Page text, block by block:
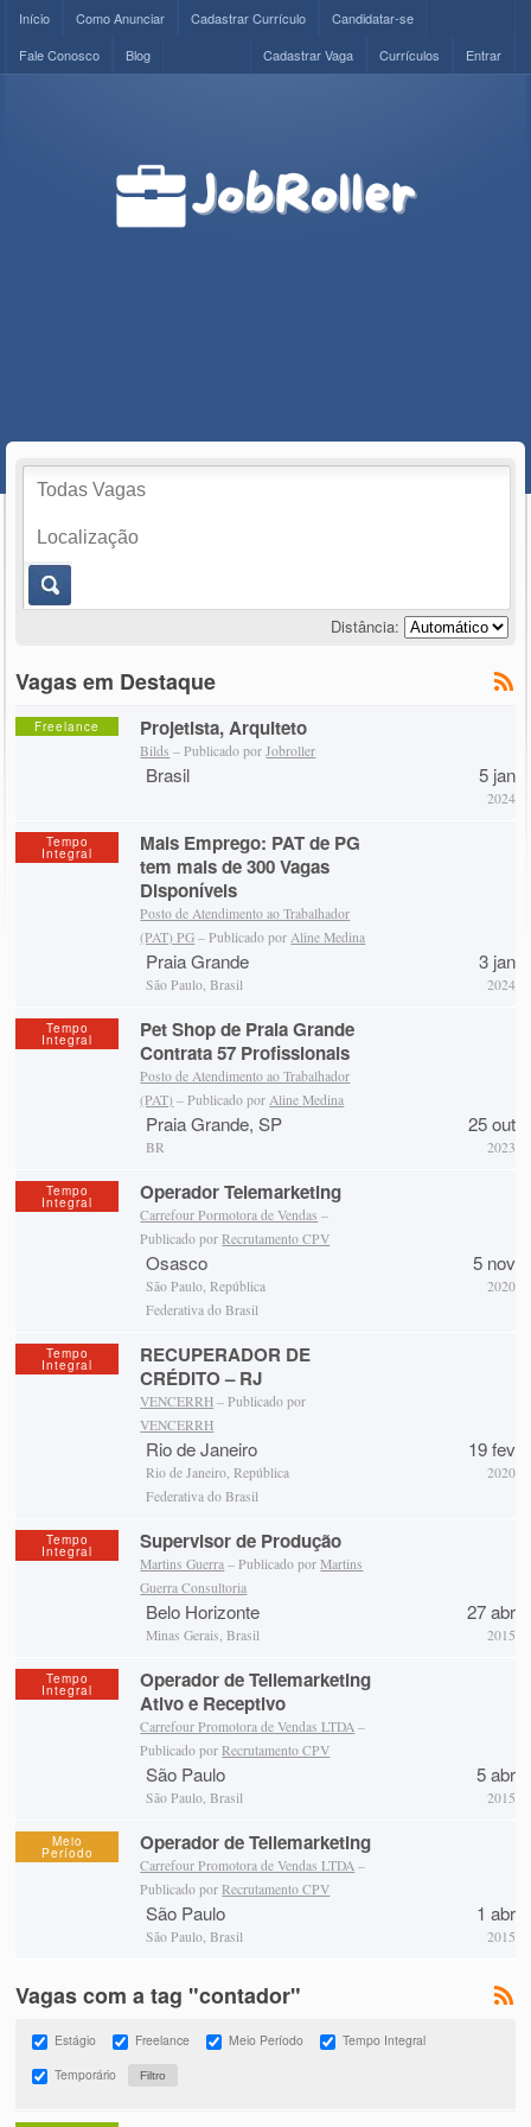
Início Como Anunciar Cadastrar Currículo
Candidatar-se
Fale Conosco
Blog Entrar
Currículos
Cadastrar Vaga
Distância:
Vagas em Destaque
Freelance Projetista, Arquiteto
Bilds – Publicado porJobroller
Brasil 5 jan
2024
Tempo
Integral
Mais Emprego: PAT de PG
tem mais de 300 Vagas
Disponíveis
Posto de Atendimento ao Trabalhador
(PAT) PG – Publicado por Aline Medina
Praia Grande
São Paulo, Brasil
3 jan
2024
Tempo
Integral
Pet Shop de Praia Grande
Contrata 57 Profissionais
Posto de Atendimento ao Trabalhador
(PAT) – Publicado por Aline Medina
Praia Grande, SP
BR
25 out
2023
Tempo
Integral Operador Telemarketing
Carrefour Pormotora de Vendas –
Publicado porRecrutamento CPV
Osasco
São Paulo, República
Federativa do Brasil
5 nov
2020
Tempo
Integral
RECUPERADOR DE
CRÉDITO – RJ
VENCERRH – Publicado por
VENCERRH
Rio de Janeiro
Rio de Janeiro, República
Federativa do Brasil
19 fev
2020
Tempo
Integral Supervisor de Produção
Martins Guerra – Publicado porMartins
Guerra Consultoria
Belo Horizonte
Minas Gerais, Brasil
27 abr
2015
Tempo
Integral
Operador de Tellemarketing
Ativo e Receptivo
Carrefour Promotora de Vendas LTDA –
Publicado porRecrutamento CPV
São Paulo
São Paulo, Brasil
5 abr
2015
Meio
Período Operador de Tellemarketing
Carrefour Promotora de Vendas LTDA –
Publicado porRecrutamento CPV
São Paulo
São Paulo, Brasil
1 abr
2015
Vagas com a tag "contador"
Estágio Freelance Meio Período
Tempo Integral
Temporário